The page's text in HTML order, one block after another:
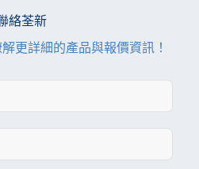
絡荃新
更詳細的產品與報價資訊！